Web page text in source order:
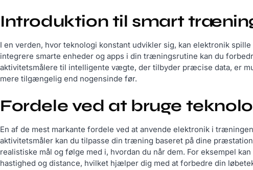
Introduktion til smart
I en verden, hvor teknologi konstant udvikler sig, kan elektronik
integrere smarte enheder og apps i din træningsrutine kan du
aktivitetsmålere til intelligente vægte, der tilbyder præcise data, er
mere tilgængelig end nogensinde før.
Fordele ved at bruge
En af de mest markante fordele ved at anvende elektronik i
aktivitetsmåler kan du tilpasse din træning baseret på dine
realistiske mål og følge med i, hvordan du når dem. For eksempel
hastighed og distance, hvilket hjælper dig med at forbedre din